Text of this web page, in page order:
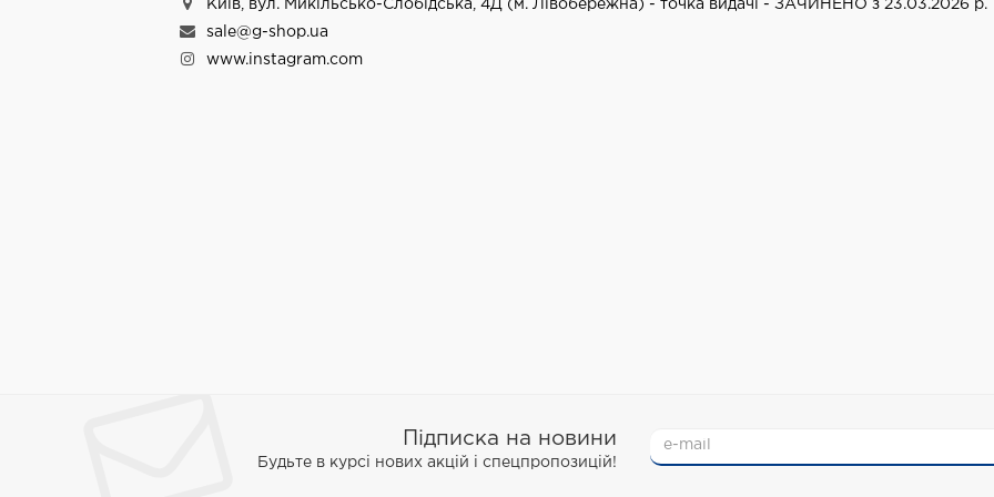
Київ, вул. Микільсько-Слобідська, 4Д (м. Лівобережна) - точка видачі - ЗАЧИНЕНО з 23.03.2026 р.
sale@g-shop.ua
www.instagram.com
Підписка на новини
Будьте в курсі нових акцій і спецпропозицій!